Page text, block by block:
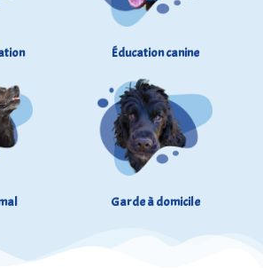
Éducation canine
Garde à domicile